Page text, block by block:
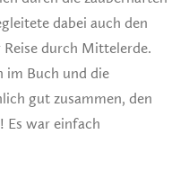
dabei auch den
durch Mittelerde.
im Buch und die
gut zusammen, den
Es war einfach